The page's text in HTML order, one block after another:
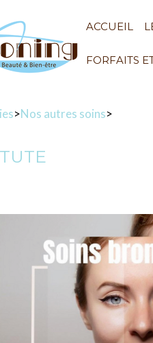
ACCUEIL
FORFAITS
>Nos autres soins>